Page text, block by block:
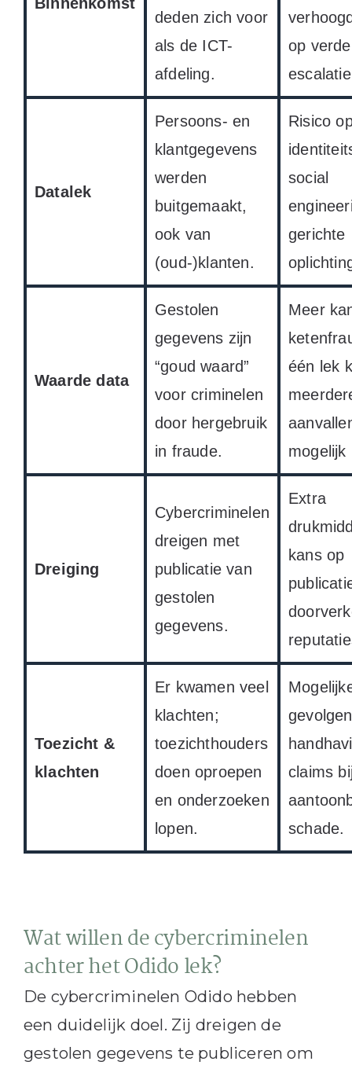
deden zich voor
als de ICT-
afdeling.
op
Datalek
Persoons- en
klantgegevens
werden
buitgemaakt,
ook van
(oud-)klanten.
Risico
social
gerichte
Waarde data
Gestolen
gegevens zijn
“goud waard”
voor criminelen
door hergebruik
in fraude.
Meer
één lek
mogelijk
Dreiging
Cybercriminelen
dreigen met
publicatie van
gestolen
gegevens.
Extra
kans op
Toezicht &
klachten
Er kwamen veel
klachten;
toezichthouders
doen oproepen
en onderzoeken
lopen.
claims
schade.
Wat willen de cybercriminelen
achter het Odido lek?
De cybercriminelen Odido hebben
een duidelijk doel. Zij dreigen de
gestolen gegevens te publiceren om